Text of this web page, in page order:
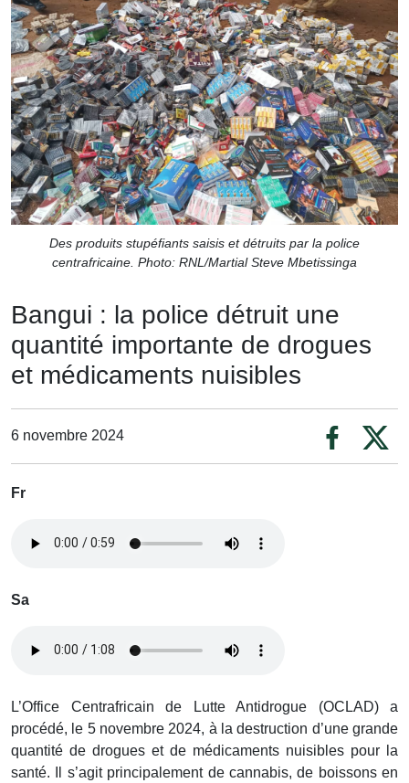
Des produits stupéfiants saisis et détruits par la police
centrafricaine. Photo: RNL/Martial Steve Mbetissinga
Bangui : la police détruit une
quantité importante de drogues
et médicaments nuisibles
6 novembre 2024
Fr
Sa
L’Office Centrafricain de Lutte Antidrogue (OCLAD) a
procédé, le 5 novembre 2024, à la destruction d’une grande
quantité de drogues et de médicaments nuisibles pour la
santé. Il s’agit principalement de cannabis, de boissons en